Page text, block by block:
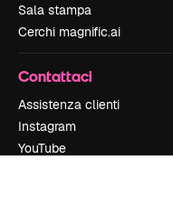
Sala stampa
Cerchi magnific.ai
Contattaci
Assistenza clienti
Instagram
YouTube